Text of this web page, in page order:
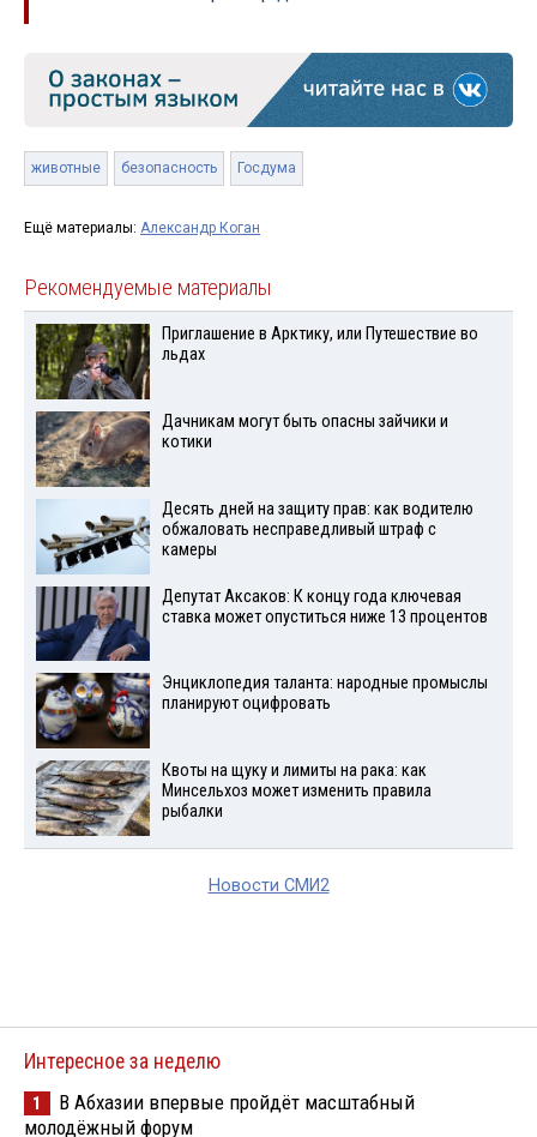
животные безопасность Госдума
Ещё материалы: Александр Коган
Рекомендуемые материалы
Приглашение в Арктику, или Путешествие во
льдах
Дачникам могут быть опасны зайчики и
котики
Десять дней на защиту прав: как водителю
обжаловать несправедливый штраф с
камеры
Депутат Аксаков: К концу года ключевая
ставка может опуститься ниже 13 процентов
Энциклопедия таланта: народные промыслы
планируют оцифровать
Квоты на щуку и лимиты на рака: как
Минсельхоз может изменить правила
рыбалки
Новости СМИ2
Интересное за неделю
1
В Абхазии впервые пройдёт масштабный
молодёжный форум